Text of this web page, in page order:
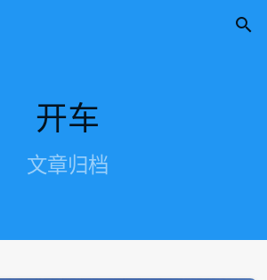

开车
文章归档